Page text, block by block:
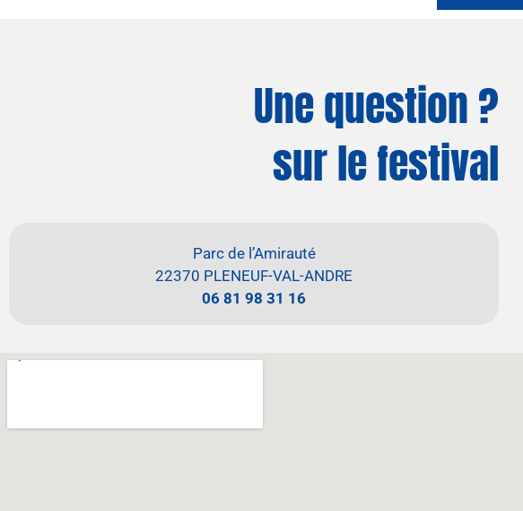
Une question ?
sur le festival
Parc de l’Amirauté
22370 PLENEUF-VAL-ANDRE
06 81 98 31 16